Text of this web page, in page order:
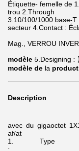
Étiquette- femelle de
trou 2.Through
3.10/100/1000 base-T
secteur 4.Contact :
Mag., VERROU
modèle 5.Designing :
modèle de la
Description
avec du gigaoctet
af/at
1.Type